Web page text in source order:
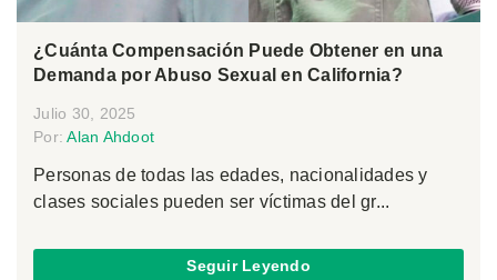
¿Cuánta Compensación Puede Obtener en una
Demanda por Abuso Sexual en California?
Julio 30, 2025
Por:Alan Ahdoot
Personas de todas las edades, nacionalidades y
clases sociales pueden ser víctimas del gr...
Seguir Leyendo